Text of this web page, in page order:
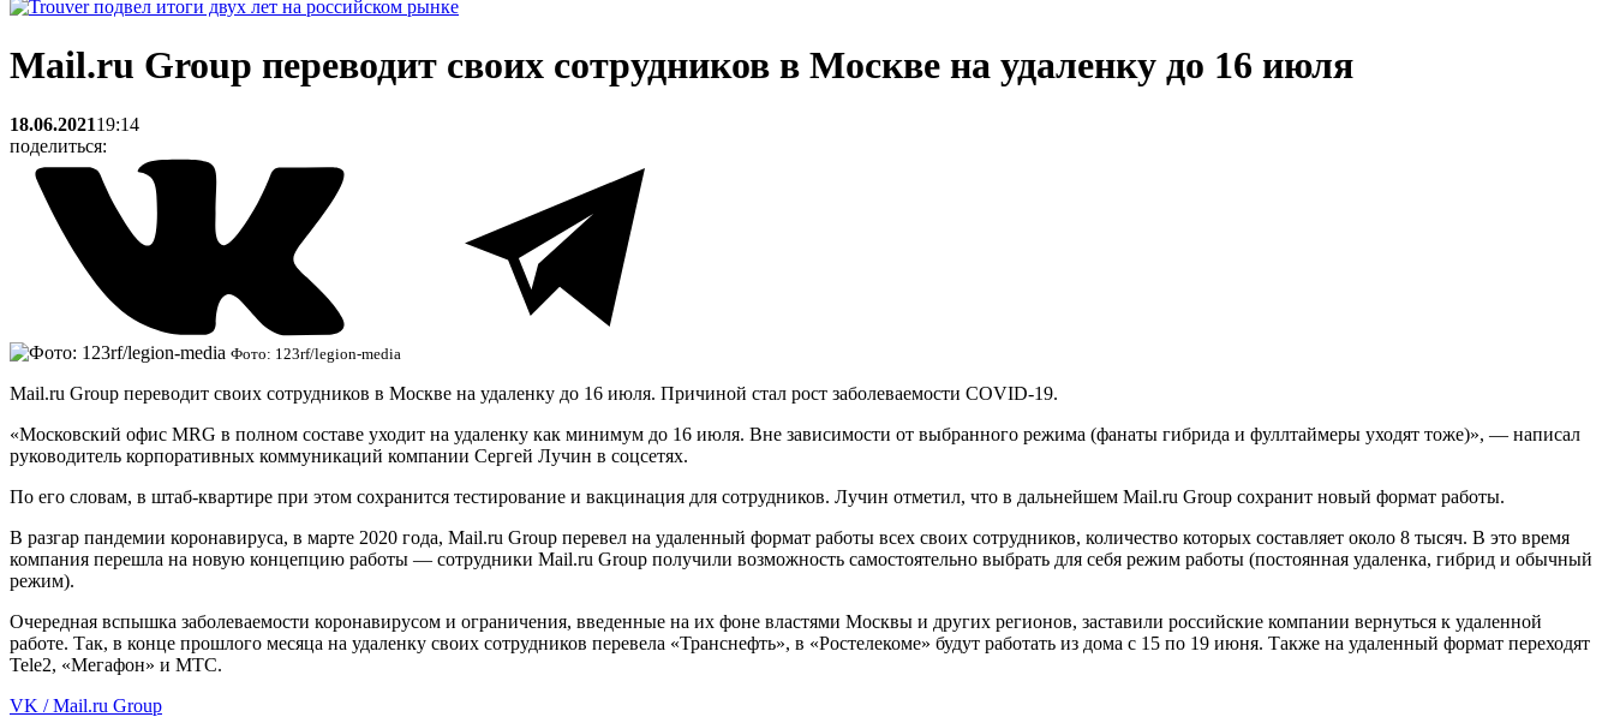
Mail.ru Group переводит своих сотрудников в Москве на удаленку до 16 июля
18.06.202119:14
поделиться:
Фото: 123rf/legion-media
Mail.ru Group переводит своих сотрудников в Москве на удаленку до 16 июля. Причиной стал рост заболеваемости COVID-19.
«Московский офис MRG в полном составе уходит на удаленку как минимум до 16 июля. Вне зависимости от выбранного режима (фанаты гибрида и фуллтаймеры уходят тоже)», — написал
руководитель корпоративных коммуникаций компании Сергей Лучин в соцсетях.
По его словам, в штаб-квартире при этом сохранится тестирование и вакцинация для сотрудников. Лучин отметил, что в дальнейшем Mail.ru Group сохранит новый формат работы.
В разгар пандемии коронавируса, в марте 2020 года, Mail.ru Group перевел на удаленный формат работы всех своих сотрудников, количество которых составляет около 8 тысяч. В это время
компания перешла на новую концепцию работы — сотрудники Mail.ru Group получили возможность самостоятельно выбрать для себя режим работы (постоянная удаленка, гибрид и обычный
режим).
Очередная вспышка заболеваемости коронавирусом и ограничения, введенные на их фоне властями Москвы и других регионов, заставили российские компании вернуться к удаленной
работе. Так, в конце прошлого месяца на удаленку своих сотрудников перевела «Транснефть», в «Ростелекоме» будут работать из дома с 15 по 19 июня. Также на удаленный формат переходят
Tele2, «Мегафон» и МТС.
VK / Mail.ru Group